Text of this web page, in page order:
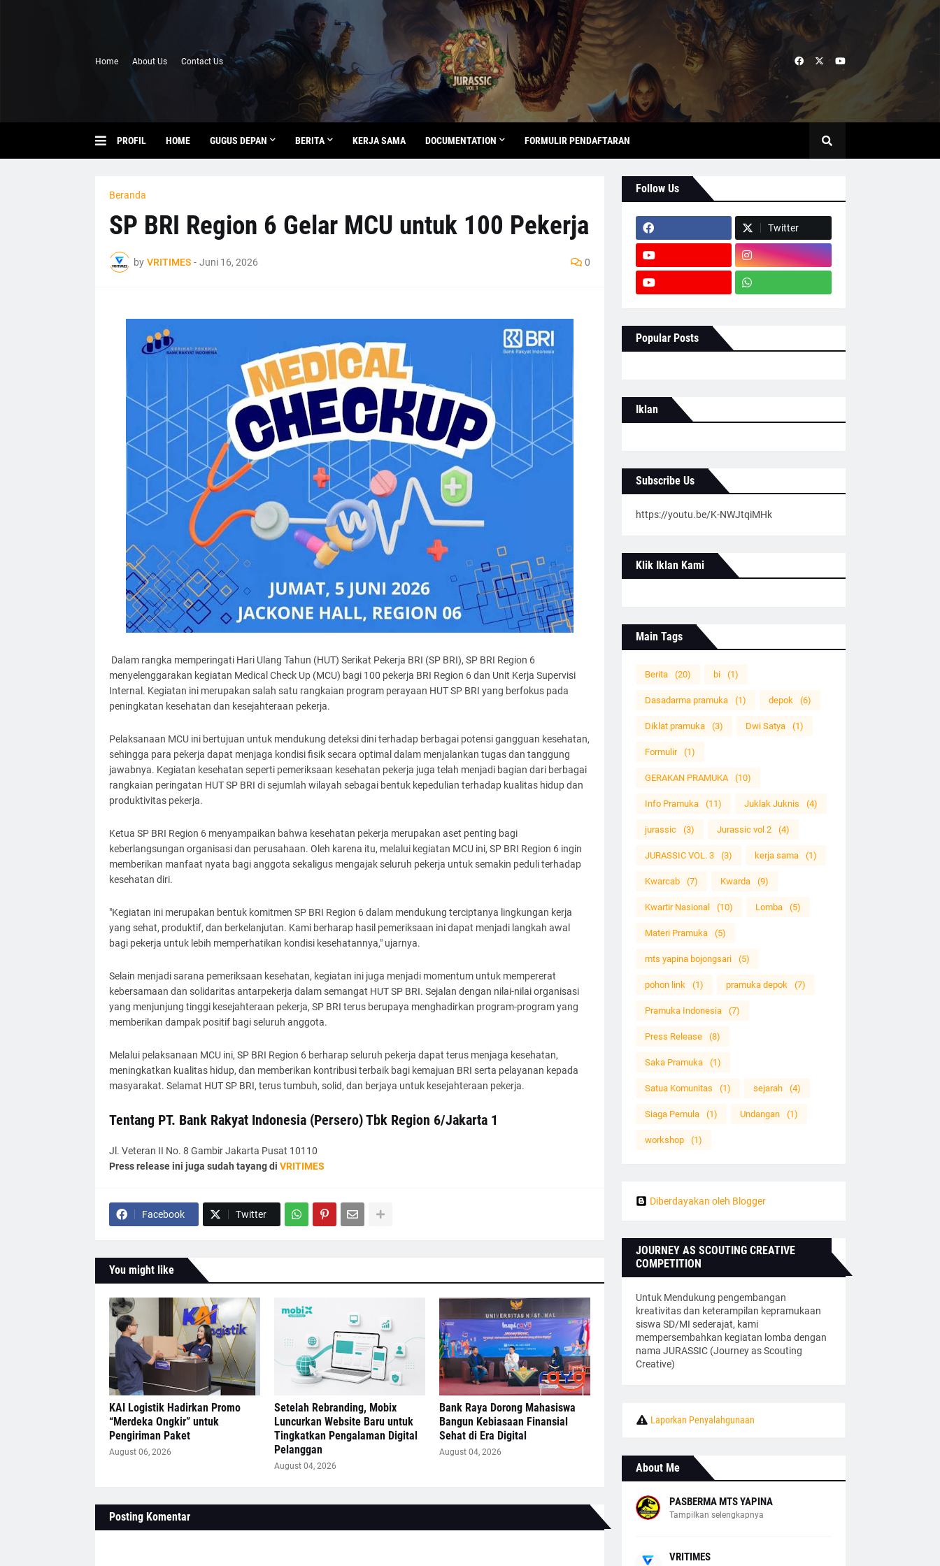
Home About Us Contact Us
PROFIL HOME GUGUS DEPAN BERITA KERJA SAMA DOCUMENTATION FORMULIR PENDAFTARAN
Beranda
SP BRI Region 6 Gelar MCU untuk 100 Pekerja
by VRITIMES - Juni 16, 2026 0
Dalam rangka memperingati Hari Ulang Tahun (HUT) Serikat Pekerja BRI (SP BRI), SP BRI Region 6
menyelenggarakan kegiatan Medical Check Up (MCU) bagi 100 pekerja BRI Region 6 dan Unit Kerja Supervisi
Internal. Kegiatan ini merupakan salah satu rangkaian program perayaan HUT SP BRI yang berfokus pada
peningkatan kesehatan dan kesejahteraan pekerja.
Pelaksanaan MCU ini bertujuan untuk mendukung deteksi dini terhadap berbagai potensi gangguan kesehatan,
sehingga para pekerja dapat menjaga kondisi fisik secara optimal dalam menjalankan tugas dan tanggung
jawabnya. Kegiatan kesehatan seperti pemeriksaan kesehatan pekerja juga telah menjadi bagian dari berbagai
rangkaian peringatan HUT SP BRI di sejumlah wilayah sebagai bentuk kepedulian terhadap kualitas hidup dan
produktivitas pekerja.
Ketua SP BRI Region 6 menyampaikan bahwa kesehatan pekerja merupakan aset penting bagi
keberlangsungan organisasi dan perusahaan. Oleh karena itu, melalui kegiatan MCU ini, SP BRI Region 6 ingin
memberikan manfaat nyata bagi anggota sekaligus mengajak seluruh pekerja untuk semakin peduli terhadap
kesehatan diri.
"Kegiatan ini merupakan bentuk komitmen SP BRI Region 6 dalam mendukung terciptanya lingkungan kerja
yang sehat, produktif, dan berkelanjutan. Kami berharap hasil pemeriksaan ini dapat menjadi langkah awal
bagi pekerja untuk lebih memperhatikan kondisi kesehatannya," ujarnya.
Selain menjadi sarana pemeriksaan kesehatan, kegiatan ini juga menjadi momentum untuk mempererat
kebersamaan dan solidaritas antarpekerja dalam semangat HUT SP BRI. Sejalan dengan nilai-nilai organisasi
yang menjunjung tinggi kesejahteraan pekerja, SP BRI terus berupaya menghadirkan program-program yang
memberikan dampak positif bagi seluruh anggota.
Melalui pelaksanaan MCU ini, SP BRI Region 6 berharap seluruh pekerja dapat terus menjaga kesehatan,
meningkatkan kualitas hidup, dan memberikan kontribusi terbaik bagi kemajuan BRI serta pelayanan kepada
masyarakat. Selamat HUT SP BRI, terus tumbuh, solid, dan berjaya untuk kesejahteraan pekerja.
Tentang PT. Bank Rakyat Indonesia (Persero) Tbk Region 6/Jakarta 1
Jl. Veteran II No. 8 Gambir Jakarta Pusat 10110
Press release ini juga sudah tayang di VRITIMES
Facebook Twitter
You might like
KAI Logistik Hadirkan Promo
“Merdeka Ongkir” untuk
Pengiriman Paket
August 06, 2026
Setelah Rebranding, Mobix
Luncurkan Website Baru untuk
Tingkatkan Pengalaman Digital
Pelanggan
August 04, 2026
Bank Raya Dorong Mahasiswa
Bangun Kebiasaan Finansial
Sehat di Era Digital
August 04, 2026
Posting Komentar
Follow Us
Twitter
Popular Posts
Iklan
Subscribe Us
https://youtu.be/K-NWJtqiMHk
Klik Iklan Kami
Main Tags
Berita (20) bi (1)
Dasadarma pramuka (1) depok (6)
Diklat pramuka (3) Dwi Satya (1)
Formulir (1)
GERAKAN PRAMUKA (10)
Info Pramuka (11) Juklak Juknis (4)
jurassic (3) Jurassic vol 2 (4)
JURASSIC VOL. 3 (3) kerja sama (1)
Kwarcab (7) Kwarda (9)
Kwartir Nasional (10) Lomba (5)
Materi Pramuka (5)
mts yapina bojongsari (5)
pohon link (1) pramuka depok (7)
Pramuka Indonesia (7)
Press Release (8)
Saka Pramuka (1)
Satua Komunitas (1) sejarah (4)
Siaga Pemula (1) Undangan (1)
workshop (1)
Diberdayakan oleh Blogger
JOURNEY AS SCOUTING CREATIVE
COMPETITION
Untuk Mendukung pengembangan
kreativitas dan keterampilan kepramukaan
siswa SD/MI sederajat, kami
mempersembahkan kegiatan lomba dengan
nama JURASSIC (Journey as Scouting
Creative)
Laporkan Penyalahgunaan
About Me
PASBERMA MTS YAPINA
Tampilkan selengkapnya
VRITIMES